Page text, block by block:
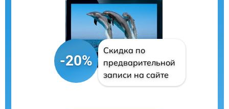
-20%
Скидка по
предварительной
записи на сайте